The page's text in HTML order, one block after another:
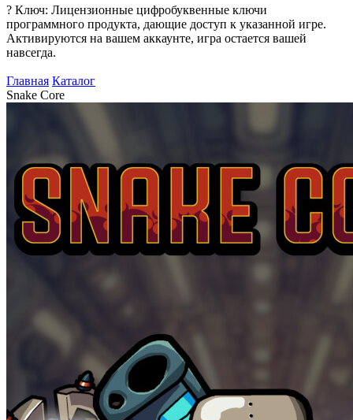
? Ключ: Лицензионные цифробуквенные ключи
программного продукта, дающие доступ к указанной игре.
Активируются на вашем аккаунте, игра остается вашей
навсегда.
Главная Каталог
Snake Core